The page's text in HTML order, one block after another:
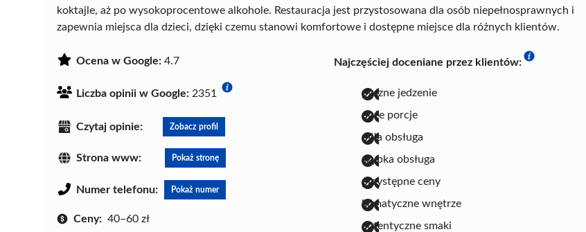
koktajle, aż po wysokoprocentowe alkohole. Restauracja jest przystosowana dla osób niepełnosprawnych i
zapewnia miejsca dla dzieci, dzięki czemu stanowi komfortowe i dostępne miejsce dla różnych klientów.
Ocena w Google: 4.7
Liczba opinii w Google: 2351
Czytaj opinie: Zobacz profil
Strona www: Pokaż stronę
Numer telefonu: Pokaż numer
Ceny: 40–60 zł
Najczęściej doceniane przez klientów:
pyszne jedzenie
duże porcje
miła obsługa
szybka obsługa
przystępne ceny
klimatyczne wnętrze
autentyczne smaki